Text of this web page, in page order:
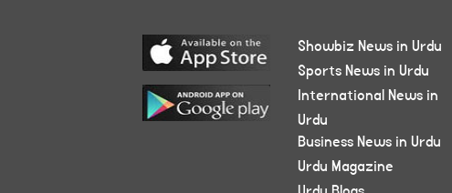
Showbiz News in Urdu
Sports News in Urdu
International News in
Urdu
Business News in Urdu
Urdu Magazine